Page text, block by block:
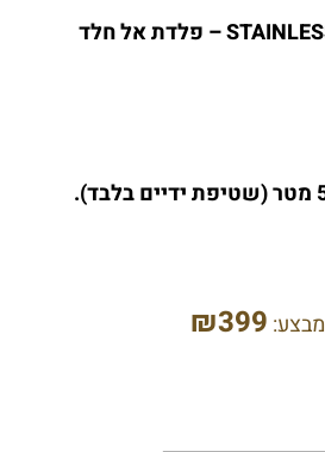
רצועה: STAINLESS STEEL – פלדת אל חלד
₪399